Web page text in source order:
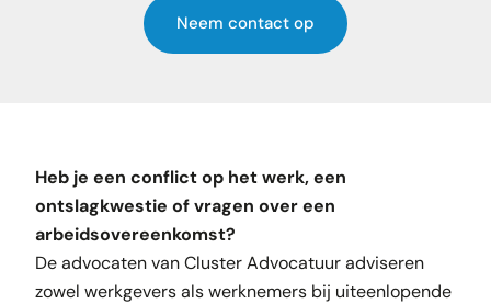
Neem contact op
Heb je een conflict op het werk, een
ontslagkwestie of vragen over een
arbeidsovereenkomst?
De advocaten van Cluster Advocatuur adviseren
zowel werkgevers als werknemers bij uiteenlopende